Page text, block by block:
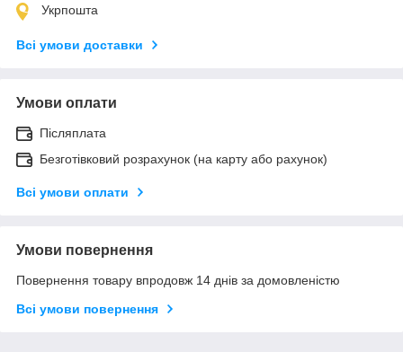
Укрпошта
Всі умови доставки
Умови оплати
Післяплата
Безготівковий розрахунок (на карту або рахунок)
Всі умови оплати
Умови повернення
Повернення товару впродовж 14 днів за домовленістю
Всі умови повернення